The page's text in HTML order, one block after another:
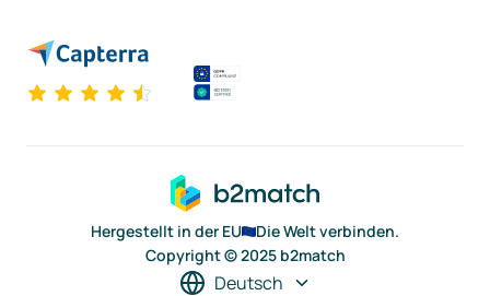
Hergestellt in der EU
Die Welt verbinden.
Copyright © 2025 b2match
Deutsch